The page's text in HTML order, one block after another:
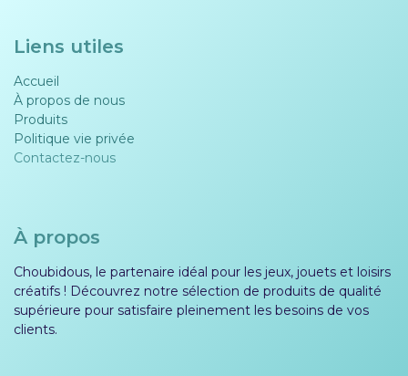
Liens utiles
Accueil
À propos de nous
Produits
Politique vie privée​​
Contactez-nous
À propos
Choubidous, le partenaire idéal pour les jeux, jouets et loisirs
créatifs ! Découvrez notre sélection de produits de qualité
supérieure pour satisfaire pleinement les besoins de vos
clients.